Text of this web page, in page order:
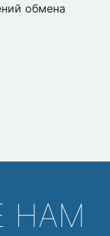
обмена
НАМ